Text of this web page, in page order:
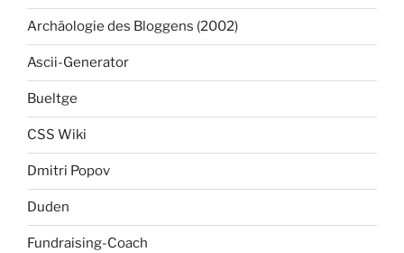
Archäologie des Bloggens (2002)
Ascii-Generator
Bueltge
CSS Wiki
Dmitri Popov
Duden
Fundraising-Coach